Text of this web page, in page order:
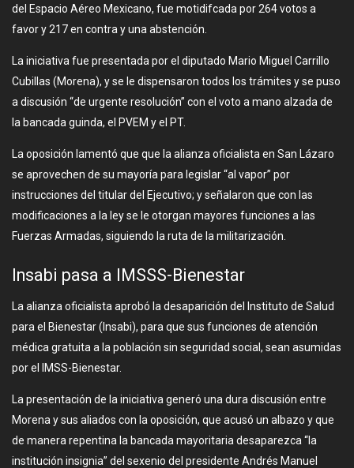
del Espacio Aéreo Mexicano, fue motidifcada por 264 votos a
favor y 217 en contra y una abstención.
La iniciativa fue presentada por el diputado Mario Miguel Carrillo
Cubillas (Morena), y se le dispensaron todos los trámites y se puso
a discusión “de urgente resolución” con el voto a mano alzada de
la bancada guinda, el PVEM y el PT.
La oposición lamentó que que la alianza oficialista en San Lázaro
se aprovechen de su mayoría para legislar “al vapor” por
instrucciones del titular del Ejecutivo; y señalaron que con las
modificaciones a la ley se le otorgan mayores funciones a las
Fuerzas Armadas, siguiendo la ruta de la militarización.
Insabi pasa a IMSSS-Bienestar
La alianza oficialista aprobó la desaparición del Instituto de Salud
para el Bienestar (Insabi), para que sus funciones de atención
médica gratuita a la población sin seguridad social, sean asumidas
por el IMSS-Bienestar.
La presentación de la iniciativa generó una dura discusión entre
Morena y sus aliados con la oposición, que acusó un albazo y que
de manera repentina la bancada mayoritaria desaparezca “la
institución insignia” del sexenio del presidente Andrés Manuel